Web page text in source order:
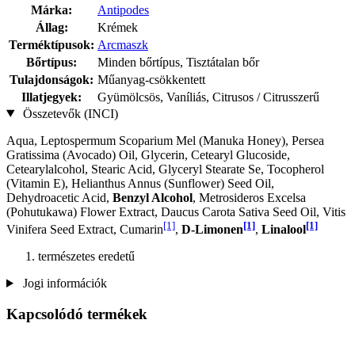
Márka:
Antipodes
Állag:
Krémek
Terméktípusok: Arcmaszk
Bőrtípus:
Minden bőrtípus, Tisztátalan bőr
Tulajdonságok: Műanyag-csökkentett
Illatjegyek:
Gyümölcsös, Vaníliás, Citrusos / Citrusszerű
Összetevők (INCI)
Aqua, Leptospermum Scoparium Mel (Manuka Honey), Persea
Gratissima (Avocado) Oil, Glycerin, Cetearyl Glucoside,
Cetearylalcohol, Stearic Acid, Glyceryl Stearate Se, Tocopherol
(Vitamin E), Helianthus Annus (Sunflower) Seed Oil,
Dehydroacetic Acid, Benzyl Alcohol, Metrosideros Excelsa
(Pohutukawa) Flower Extract, Daucus Carota Sativa Seed Oil, Vitis
Vinifera Seed Extract, Cumarin[1], D-Limonen[1], Linalool[1]
természetes eredetű
Jogi információk
Kapcsolódó termékek